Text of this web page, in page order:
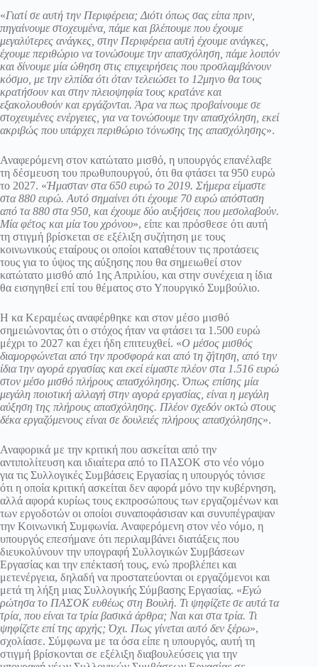
«Γιατί σε αυτή την Περιφέρεια; Διότι όπως σας είπα πριν,
πηγαίνουμε στοχευμένα, πάμε και βλέπουμε που έχουμε
μεγαλύτερες ανάγκες, στην Περιφέρεια αυτή έχουμε ανάγκες,
έχουμε περιθώριο να τονώσουμε την απασχόληση, πάμε λοιπόν
και δίνουμε μία ώθηση στις επιχειρήσεις που προσλαμβάνουν
κόσμο, με την ελπίδα ότι όταν τελειώσει το 12μηνο θα τους
κρατήσουν και στην πλειοψηφία τους κρατάνε και
εξακολουθούν και εργάζονται. Άρα να πως προβαίνουμε σε
στοχευμένες ενέργειες, για να τονώσουμε την απασχόληση, εκεί
ακριβώς που υπάρχει περιθώριο τόνωσης της απασχόλησης».
Αναφερόμενη στον κατώτατο μισθό, η υπουργός επανέλαβε
τη δέσμευση του πρωθυπουργού, ότι θα φτάσει τα 950 ευρώ
το 2027. «Ήμασταν στα 650 ευρώ το 2019. Σήμερα είμαστε
στα 880 ευρώ. Αυτό σημαίνει ότι έχουμε 70 ευρώ απόσταση
από τα 880 στα 950, και έχουμε δύο αυξήσεις που μεσολαβούν.
Μία φέτος και μία του χρόνου», είπε και πρόσθεσε ότι αυτή
τη στιγμή βρίσκεται σε εξέλιξη συζήτηση με τους
κοινωνικούς εταίρους οι οποίοι καταθέτουν τις προτάσεις
τους για το ύψος της αύξησης που θα σημειωθεί στον
κατώτατο μισθό από 1ης Απριλίου, και στην συνέχεια η ίδια
θα εισηγηθεί επί του θέματος στο Υπουργικό Συμβούλιο.
Η κα Κεραμέως αναφέρθηκε και στον μέσο μισθό
σημειώνοντας ότι ο στόχος ήταν να φτάσει τα 1.500 ευρώ
μέχρι το 2027 και έχει ήδη επιτευχθεί. «Ο μέσος μισθός
διαμορφώνεται από την προσφορά και από τη ζήτηση, από την
ίδια την αγορά εργασίας και εκεί είμαστε πλέον στα 1.516 ευρώ
στον μέσο μισθό πλήρους απασχόλησης. Όπως επίσης μία
μεγάλη ποιοτική αλλαγή στην αγορά εργασίας, είναι η μεγάλη
αύξηση της πλήρους απασχόλησης. Πλέον σχεδόν οκτώ στους
δέκα εργαζόμενους είναι σε δουλειές πλήρους απασχόλησης».
Αναφορικά με την κριτική που ασκείται από την
αντιπολίτευση και ιδιαίτερα από το ΠΑΣΟΚ στο νέο νόμο
για τις Συλλογικές Συμβάσεις Εργασίας η υπουργός τόνισε
ότι η οποία κριτική ασκείται δεν αφορά μόνο την κυβέρνηση,
αλλά αφορά κυρίως τους εκπροσώπους των εργαζομένων και
των εργοδοτών οι οποίοι συναποφάσισαν και συνυπέγραψαν
την Κοινωνική Συμφωνία. Αναφερόμενη στον νέο νόμο, η
υπουργός επεσήμανε ότι περιλαμβάνει διατάξεις που
διευκολύνουν την υπογραφή Συλλογικών Συμβάσεων
Εργασίας και την επέκτασή τους, ενώ προβλέπει και
μετενέργεια, δηλαδή να προστατεύονται οι εργαζόμενοι και
μετά τη λήξη μιας Συλλογικής Σύμβασης Εργασίας. «Εγώ
ρώτησα το ΠΑΣΟΚ ευθέως στη Βουλή. Τι ψηφίζετε σε αυτά τα
τρία, που είναι τα τρία βασικά άρθρα; Ναι και στα τρία. Τι
ψηφίζετε επί της αρχής; Όχι. Πως γίνεται αυτό δεν ξέρω»,
σχολίασε. Σύμφωνα με τα όσα είπε η υπουργός, αυτή τη
στιγμή βρίσκονται σε εξέλιξη διαβουλεύσεις για την